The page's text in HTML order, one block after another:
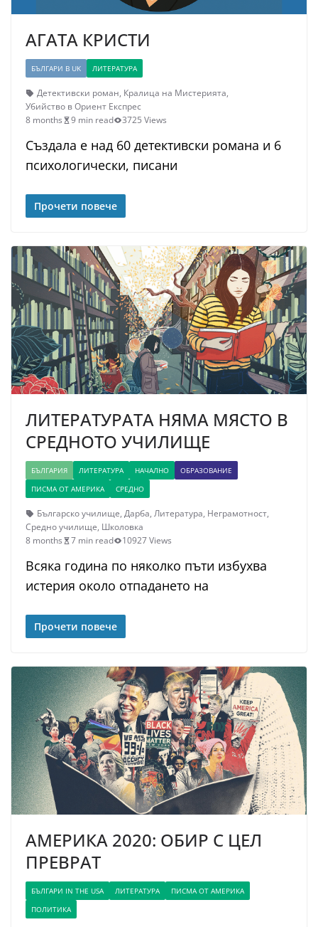
АГАТА КРИСТИ
БЪЛГАРИ В UK ЛИТЕРАТУРА
Детективски роман, Кралица на Мистерията,
Убийство в Ориент Експрес
8 months
9 min read 3725 Views
Създала е над 60 детективски романа и 6
психологически, писани
Прочети повече
ЛИТЕРАТУРАТА НЯМА МЯСТО В
СРЕДНОТО УЧИЛИЩЕ
БЪЛГАРИЯ ЛИТЕРАТУРА НАЧАЛНО
ОБРАЗОВАНИЕ
ПИСМА ОТ АМЕРИКА
СРЕДНО
Българско училище, Дарба, Литература, Неграмотност,
Средно училище, Школовка
8 months
7 min read 10927 Views
Всяка година по няколко пъти избухва
истерия около отпадането на
Прочети повече
АМЕРИКА 2020: ОБИР С ЦЕЛ
ПРЕВРАТ
БЪЛГАРИ IN THE USA ЛИТЕРАТУРА
ПИСМА ОТ АМЕРИКА
ПОЛИТИКА